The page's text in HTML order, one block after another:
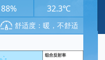
88% 32.3℃
舒适度：暖，不舒适